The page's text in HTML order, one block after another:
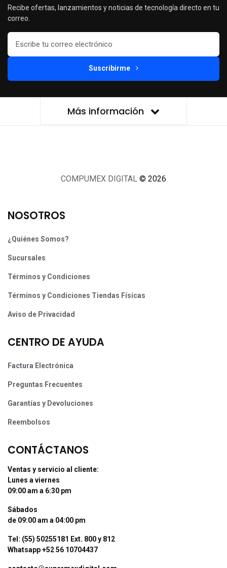
Recibe ofertas, lanzamientos y noticias de tecnología directo en tu
correo.
Suscribirme
Más información
COMPUMEX DIGITAL © 2026
NOSOTROS
¿Quiénes Somos?
Sucursales
Términos y Condiciones
Términos y Condiciones Tiendas Físicas
Aviso de Privacidad
CENTRO DE AYUDA
Factura Electrónica
Preguntas Frecuentes
Garantías y Devoluciones
Reembolsos
CONTÁCTANOS
Ventas y servicio al cliente:
Lunes a viernes
09:00 am a 6:30 pm
Sábados
de 09:00 am a 04:00 pm
Tel: (55) 50255181 Ext. 800 y 812
Whatsapp +52 56 10704437